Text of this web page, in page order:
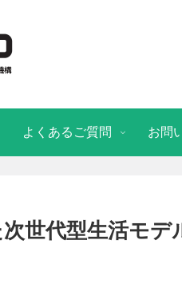
よくあるご質問 お問
世代型生活モデ